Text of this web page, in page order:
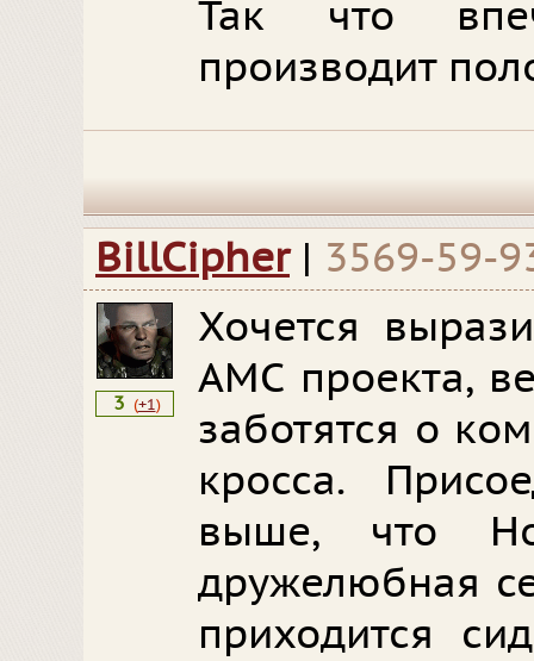
Так что
производит
BillCipher | 3569-59-
3 (+1)
Хочется
АМС проекта,
заботятся о
кросса.
выше, что
дружелюбная
приходится